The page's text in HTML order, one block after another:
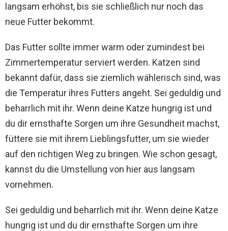
langsam erhöhst, bis sie schließlich nur noch das
neue Futter bekommt.
Das Futter sollte immer warm oder zumindest bei
Zimmertemperatur serviert werden. Katzen sind
bekannt dafür, dass sie ziemlich wählerisch sind, was
die Temperatur ihres Futters angeht. Sei geduldig und
beharrlich mit ihr. Wenn deine Katze hungrig ist und
du dir ernsthafte Sorgen um ihre Gesundheit machst,
füttere sie mit ihrem Lieblingsfutter, um sie wieder
auf den richtigen Weg zu bringen. Wie schon gesagt,
kannst du die Umstellung von hier aus langsam
vornehmen.
Sei geduldig und beharrlich mit ihr. Wenn deine Katze
hungrig ist und du dir ernsthafte Sorgen um ihre